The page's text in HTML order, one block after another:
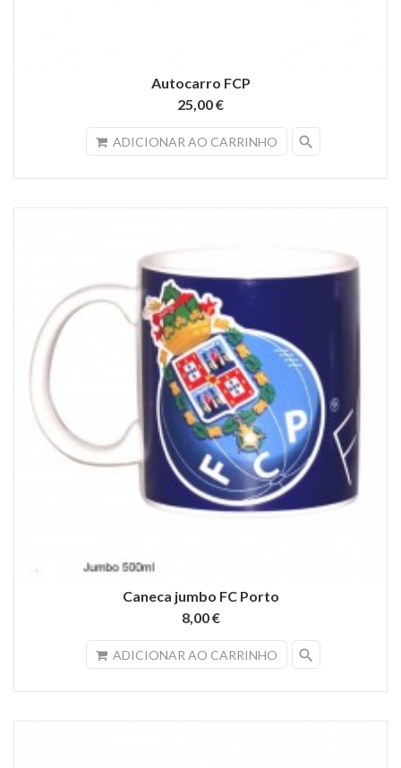
Autocarro FCP
25,00 €
ADICIONAR AO CARRINHO search
Caneca jumbo FC Porto
8,00 €
ADICIONAR AO CARRINHO search